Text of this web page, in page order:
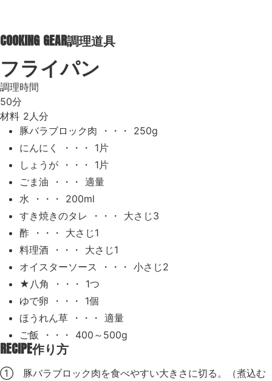
COOKING GEAR調理道具
フライパン
調理時間
50分
材料 2人分
豚バラブロック肉 ・・・ 250g
にんにく ・・・ 1片
しょうが ・・・ 1片
ごま油 ・・・ 適量
水 ・・・ 200ml
すき焼きのタレ ・・・ 大さじ3
酢 ・・・ 大さじ1
料理酒 ・・・ 大さじ1
オイスターソース ・・・ 小さじ2
★八角 ・・・ 1つ
ゆで卵 ・・・ 1個
ほうれん草 ・・・ 適量
ご飯 ・・・ 400～500g
RECIPE作り方
① 豚バラブロック肉を食べやすい大きさに切る。（煮込む